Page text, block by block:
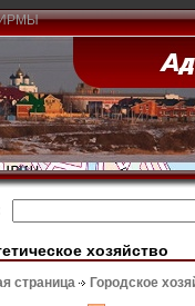
хозяйство
страница Городское